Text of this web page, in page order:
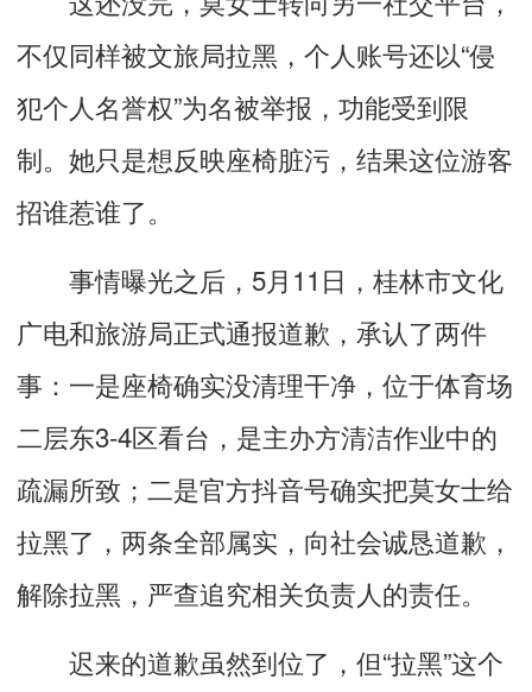
不仅同样被文旅局拉黑，个人账号还以“侵
犯个人名誉权”为名被举报，功能受到限
制。她只是想反映座椅脏污，结果这位游客
招谁惹谁了。
事情曝光之后，5月11日，桂林市文化
广电和旅游局正式通报道歉，承认了两件
事：一是座椅确实没清理干净，位于体育场
二层东3-4区看台，是主办方清洁作业中的
疏漏所致；二是官方抖音号确实把莫女士给
拉黑了，两条全部属实，向社会诚恳道歉，
解除拉黑，严查追究相关负责人的责任。
迟来的道歉虽然到位了，但“拉黑”这个